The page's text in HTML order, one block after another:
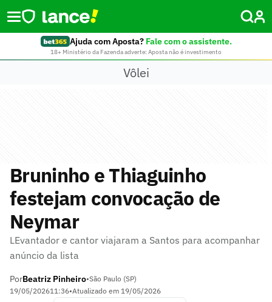
Ajuda com Aposta? Fale com o assistente.
18+ Ministério da Fazenda adverte: Aposta não é investimento
Vôlei
Bruninho e Thiaguinho
festejam convocação de
Neymar
LEvantador e cantor viajaram a Santos para acompanhar
anúncio da lista
PorBeatriz Pinheiro•São Paulo (SP)
19/05/202611:36•Atualizado em 19/05/2026